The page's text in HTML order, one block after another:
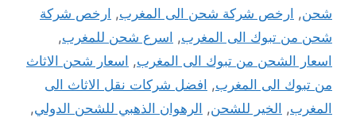
شحن, ارخص شركة شحن الى المغرب, ارخص شركة
شحن من تبوك الى المغرب, اسرع شحن للمغرب,
اسعار الشحن من تبوك الى المغرب, اسعار شحن الاثاث
من تبوك الى المغرب, افضل شركات نقل الاثاث الى
المغرب, الخير للشحن, الرهوان الذهبي للشحن الدولي,